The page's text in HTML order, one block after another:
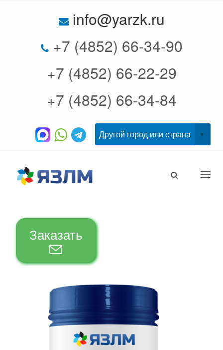
info@yarzk.ru
+7 (4852) 66-34-90
+7 (4852) 66-22-29
+7 (4852) 66-34-84
Заказать